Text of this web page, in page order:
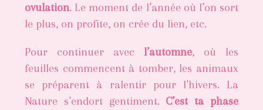
ovulation. Le moment de l’année où l’on sort
le plus, on profite, on crée du lien, etc.
Pour continuer avec l’automne, où les
feuilles commencent à tomber, les animaux
se préparent à ralentir pour l’hivers. La
Nature s’endort gentiment. C’est ta phase